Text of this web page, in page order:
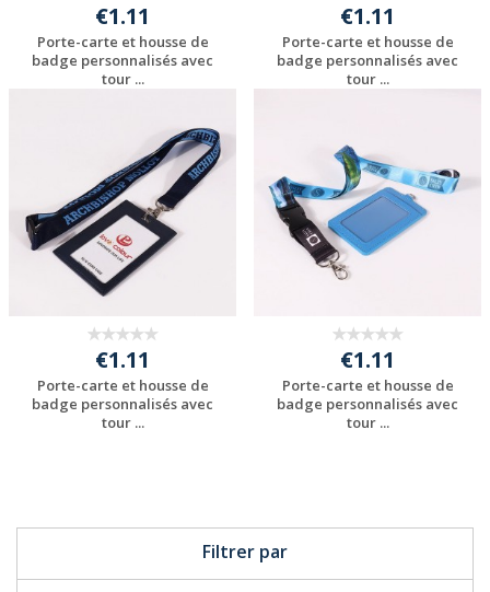
Filtrer par
€1.11
Porte-carte et housse de
badge personnalisés avec
tour ...
€1.11
Porte-carte et housse de
badge personnalisés avec
tour ...
€1.11
Porte-carte et housse de
badge personnalisés avec
tour ...
€1.11
Porte-carte et housse de
badge personnalisés avec
tour ...